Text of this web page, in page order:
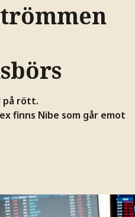
på rött.
finns Nibe som går emot